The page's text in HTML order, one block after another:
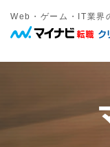
Web・ゲーム・IT業界
職種
Web系
Webプロデュー
Webコーダー
Webライター
年収
勤務地
東京都近郊
雇用形態
正社員
キーワード
募集要項に関す
新卒歓迎
年齢不問
フリーワード
職種名・勤務地・
すべてのワードを